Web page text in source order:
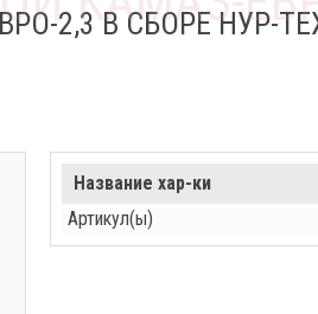
2,3 В СБОРЕ НУР-
Название хар-ки
Артикул(ы)